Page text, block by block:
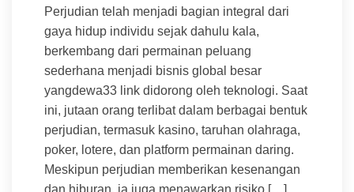
Perjudian telah menjadi bagian integral dari
gaya hidup individu sejak dahulu kala,
berkembang dari permainan peluang
sederhana menjadi bisnis global besar
yangdewa33 link didorong oleh teknologi. Saat
ini, jutaan orang terlibat dalam berbagai bentuk
perjudian, termasuk kasino, taruhan olahraga,
poker, lotere, dan platform permainan daring.
Meskipun perjudian memberikan kesenangan